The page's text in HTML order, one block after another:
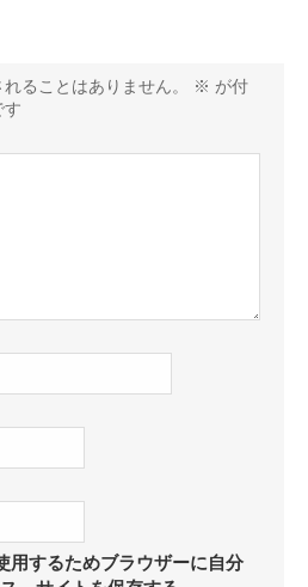
ることはありません。 ※ が付
す
用するためブラウザーに自分